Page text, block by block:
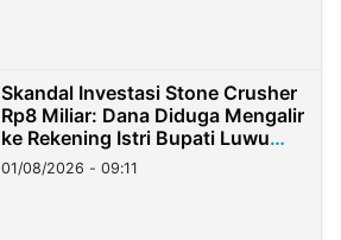
Skandal Investasi Stone Crusher
Rp8 Miliar: Dana Diduga Mengalir
ke Rekening Istri Bupati Luwu
Timur
01/08/2026 - 09:11